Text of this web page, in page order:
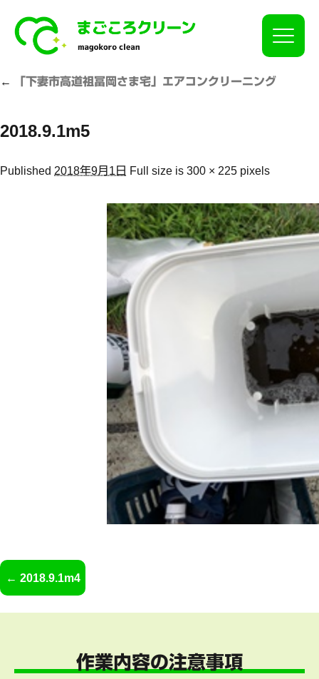
Click
← 「下妻市高道祖冨岡さま宅」エアコンクリーニング
2018.9.1m5
Published 2018年9月1日 Full size is 300 × 225 pixels
2018.9.1m4
作業内容の注意事項